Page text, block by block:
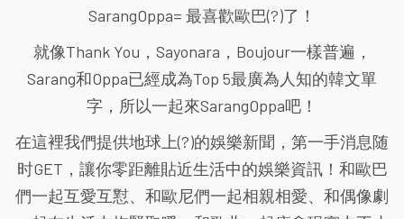
SarangOppa= 最喜歡歐巴(?)了！
就像Thank You，Sayonara，Boujour一樣普遍，
Sarang和Oppa已經成為Top 5最廣為人知的韓文單
字，所以一起來SarangOppa吧！
在這裡我們提供地球上(?)的娛樂新聞，第一手消息随
时GET，讓你零距離貼近生活中的娛樂資訊！和歐巴
們一起互愛互懟、和歐尼們一起相親相愛、和偶像劇